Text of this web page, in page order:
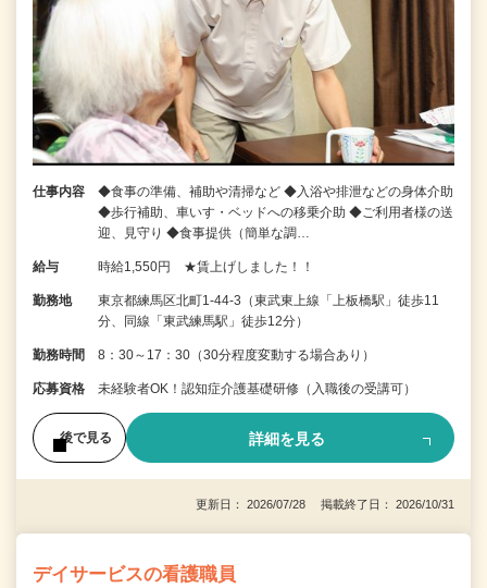
仕事内容
◆食事の準備、補助や清掃など ◆入浴や排泄などの身体介助
◆歩行補助、車いす・ベッドへの移乗介助 ◆ご利用者様の送
迎、見守り ◆食事提供（簡単な調…
給与 時給1,550円 ★賃上げしました！！
勤務地
東京都練馬区北町1-44-3（東武東上線「上板橋駅」徒歩11
分、同線「東武練馬駅」徒歩12分）
勤務時間 8：30～17：30（30分程度変動する場合あり）
応募資格 未経験者OK！認知症介護基礎研修（入職後の受講可）
後で見る 詳細を見る
更新日： 2026/07/28 掲載終了日： 2026/10/31
デイサービスの看護職員